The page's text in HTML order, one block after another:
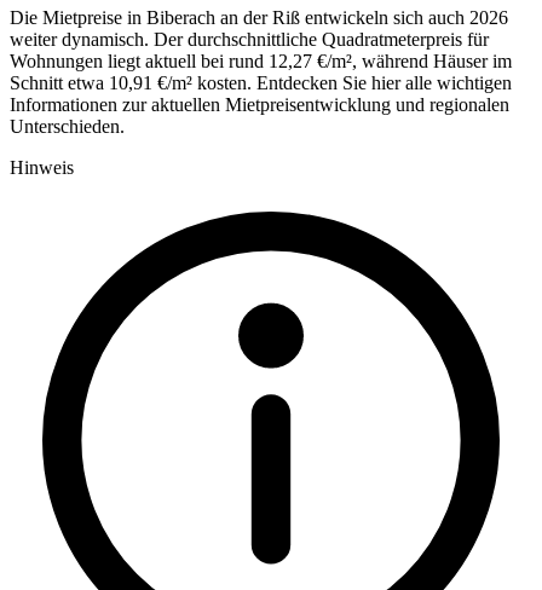
Die Mietpreise in Biberach an der Riß entwickeln sich auch 2026
weiter dynamisch. Der durchschnittliche Quadratmeterpreis für
Wohnungen liegt aktuell bei rund 12,27 €/m², während Häuser im
Schnitt etwa 10,91 €/m² kosten. Entdecken Sie hier alle wichtigen
Informationen zur aktuellen Mietpreisentwicklung und regionalen
Unterschieden.
Hinweis